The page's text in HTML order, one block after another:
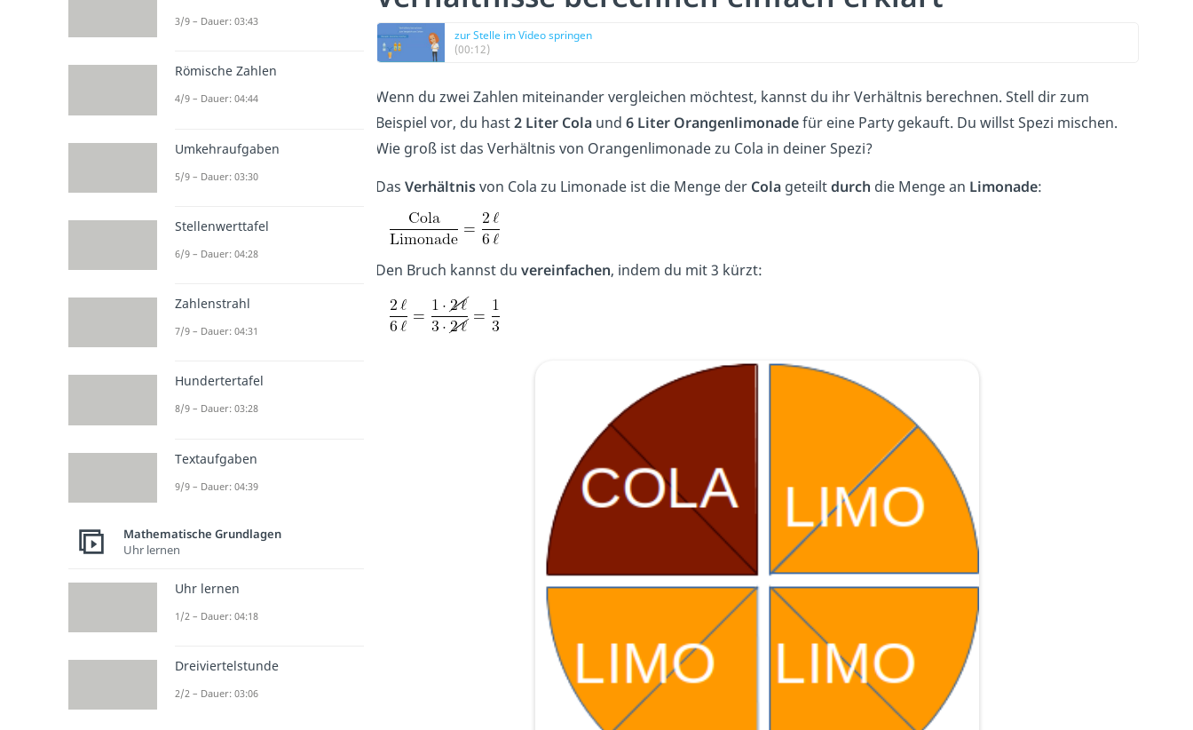
zur Stelle im Video springen
(00:12)
Wenn du zwei Zahlen miteinander vergleichen möchtest, kannst du ihr Verhältnis berechnen. Stell dir zum
Beispiel vor, du hast2 Liter Colaund 6 Liter Orangenlimonadefür eine Party gekauft. Du willst Spezi mischen.
Wie groß ist das Verhältnis von Orangenlimonade zu Cola in deiner Spezi?
Das Verhältnisvon Cola zu Limonade ist die Menge der Colageteiltdurch die Menge an Limonade:
Den Bruch kannst du vereinfachen, indem du mit 3 kürzt:
3/9 – Dauer: 03:43
Römische Zahlen
4/9 – Dauer: 04:44
Umkehraufgaben
5/9 – Dauer: 03:30
Stellenwerttafel
6/9 – Dauer: 04:28
Zahlenstrahl
7/9 – Dauer: 04:31
Hundertertafel
8/9 – Dauer: 03:28
Textaufgaben
9/9 – Dauer: 04:39
Mathematische Grundlagen
Uhr lernen
Uhr lernen
1/2 – Dauer: 04:18
Dreiviertelstunde
2/2 – Dauer: 03:06